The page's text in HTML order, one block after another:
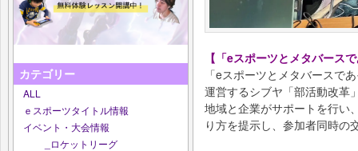
カテゴリー
ALL
ｅスポーツタイトル情報
イベント・大会情報
_ロケットリーグ
【「eスポーツとメタバース
「eスポーツとメタバースで
運営するシブヤ「部活動改革
地域と企業がサポートを行い
り方を提示し、参加者同時の